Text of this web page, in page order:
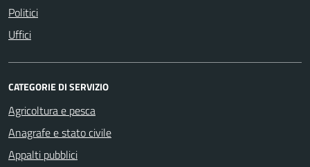
Politici
Uffici
CATEGORIE DI SERVIZIO
Agricoltura e pesca
Anagrafe e stato civile
Appalti pubblici